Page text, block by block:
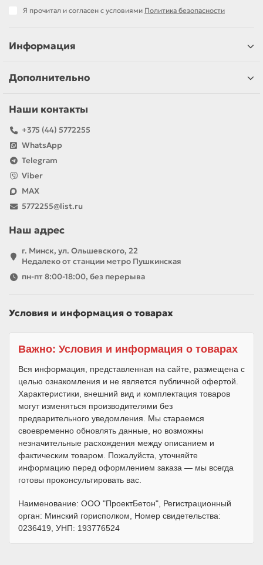
Я прочитал и согласен с условиями Политика безопасности
Информация
Дополнительно
Наши контакты
+375 (44) 5772255
WhatsApp
Telegram
Viber
MAX
5772255@list.ru
Наш адрес
г. Минск, ул. Ольшевского, 22
Недалеко от станции метро Пушкинская
пн-пт 8:00-18:00, без перерыва
Условия и информация о товарах
Важно: Условия и информация о товарах
Вся информация, представленная на сайте, размещена с
целью ознакомления и не является публичной офертой.
Характеристики, внешний вид и комплектация товаров
могут изменяться производителями без
предварительного уведомления. Мы стараемся
своевременно обновлять данные, но возможны
незначительные расхождения между описанием и
фактическим товаром. Пожалуйста, уточняйте
информацию перед оформлением заказа — мы всегда
готовы проконсультировать вас.
Наименование: ООО "ПроектБетон", Регистрационный
орган: Минский горисполком, Номер свидетельства:
0236419, УНП: 193776524